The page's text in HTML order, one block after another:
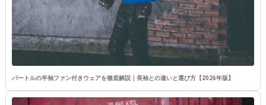
バートルの半袖ファン付きウェアを徹底解説｜長袖との違いと選び方【2026年版】